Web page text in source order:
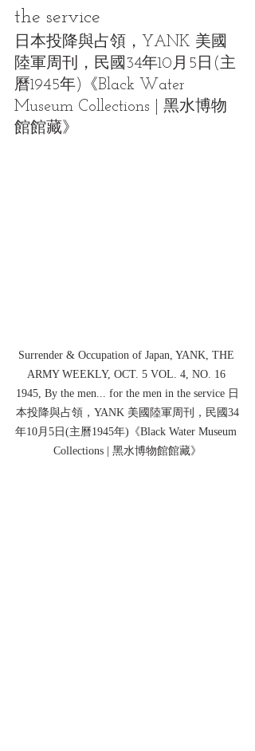
the service
日本投降與占領，YANK 美國
陸軍周刊，民國34年10月5日(主
曆1945年)《Black Water
Museum Collections | 黑水博物
館館藏》
Surrender & Occupation of Japan, YANK, THE
ARMY WEEKLY, OCT. 5 VOL. 4, NO. 16
1945, By the men... for the men in the service 日
本投降與占領，YANK 美國陸軍周刊，民國34
年10月5日(主曆1945年)《Black Water Museum
Collections | 黑水博物館館藏》